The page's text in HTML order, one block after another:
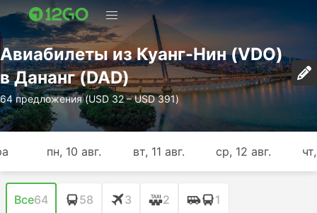
Авиабилеты из Куанг-Нин (VDO)
в Дананг (DAD)
64 предложения (USD 32 – USD 391)
пн, 10 авг. вт, 11 авг. ср, 12 авг.
Все64 58 3 2 1